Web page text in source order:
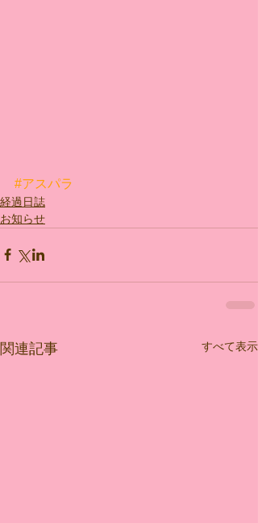
#アスパラ
経過日誌
お知らせ
関連記事 すべて表示